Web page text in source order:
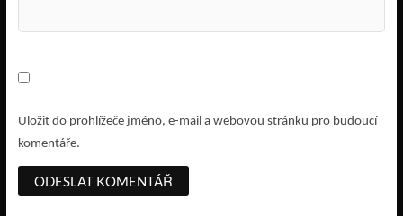
Uložit do prohlížeče jméno, e-mail a webovou stránku pro budoucí
komentáře.